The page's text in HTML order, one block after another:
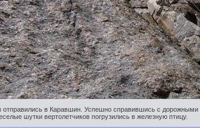
отправились в Каравшин. Успешно справившись с дорожными
шутки вертолетчиков погрузились в железную птицу.